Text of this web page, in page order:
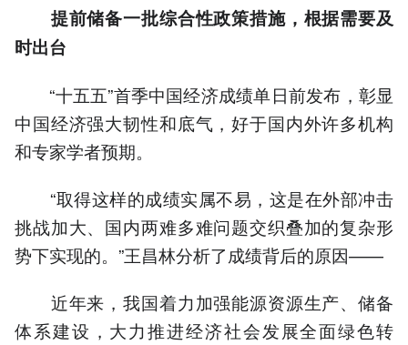
提前储备一批综合性政策措施，根据需要及
时出台
“十五五”首季中国经济成绩单日前发布，彰显
中国经济强大韧性和底气，好于国内外许多机构
和专家学者预期。
“取得这样的成绩实属不易，这是在外部冲击
挑战加大、国内两难多难问题交织叠加的复杂形
势下实现的。”王昌林分析了成绩背后的原因——
近年来，我国着力加强能源资源生产、储备
体系建设，大力推进经济社会发展全面绿色转